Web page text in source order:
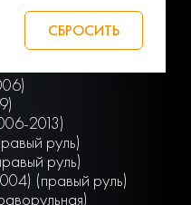
2013)
руль)
руль)
(правый руль)